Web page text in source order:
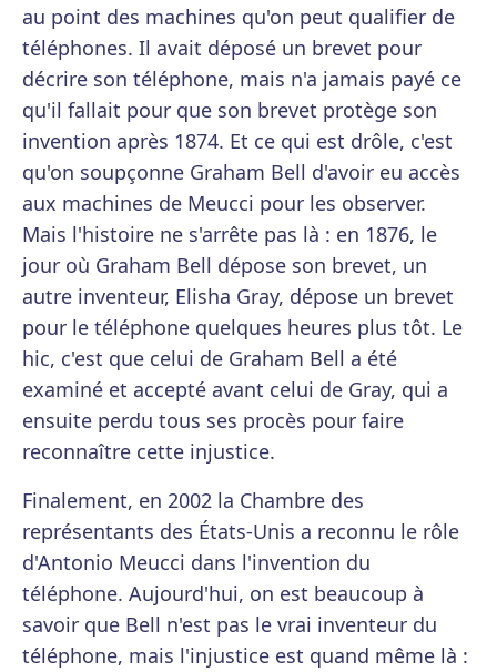
au point des machines qu'on peut qualifier de
téléphones. Il avait déposé un brevet pour
décrire son téléphone, mais n'a jamais payé ce
qu'il fallait pour que son brevet protège son
invention après 1874. Et ce qui est drôle, c'est
qu'on soupçonne Graham Bell d'avoir eu accès
aux machines de Meucci pour les observer.
Mais l'histoire ne s'arrête pas là : en 1876, le
jour où Graham Bell dépose son brevet, un
autre inventeur, Elisha Gray, dépose un brevet
pour le téléphone quelques heures plus tôt. Le
hic, c'est que celui de Graham Bell a été
examiné et accepté avant celui de Gray, qui a
ensuite perdu tous ses procès pour faire
reconnaître cette injustice.
Finalement, en 2002 la Chambre des
représentants des États-Unis a reconnu le rôle
d'Antonio Meucci dans l'invention du
téléphone. Aujourd'hui, on est beaucoup à
savoir que Bell n'est pas le vrai inventeur du
téléphone, mais l'injustice est quand même là :